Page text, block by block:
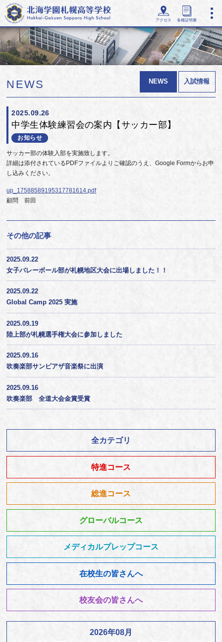
アクセス 各種証明書
NEWS NEWS 入試情報
2025.09.26
中学生体験練習会の案内【サッカー部】
お知らせ
サッカー部の体験入部を実施致します。
詳細は添付されているPDFファイルよりご確認のうえ、Google Formからお申
し込みください。
up_17588589195317781614.pdf
顧問 前田
その他の記事
2025.09.22
女子バレーボール部が札幌地区大会に出場しました！！
2025.09.22
Global Camp 2025 実施
2025.09.19
陸上部が札幌選手権大会に参加しました
2025.09.16
吹奏楽部サンピアザ音楽祭に出演
2025.09.16
吹奏楽部 全道大会金賞受賞
全カテゴリ
特進コース
総進コース
グローバルコース
メディカルプレップコース
在校生の皆さんへ
校友会の皆さんへ
2026年08月